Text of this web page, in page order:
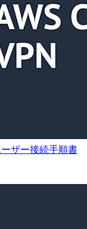
ザー接続手順書